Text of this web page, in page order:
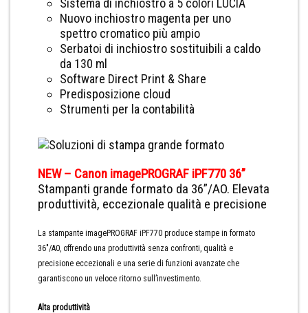
Sistema di inchiostro a 5 colori LUCIA
Nuovo inchiostro magenta per uno
spettro cromatico più ampio
Serbatoi di inchiostro sostituibili a caldo
da 130 ml
Software Direct Print & Share
Predisposizione cloud
Strumenti per la contabilità
NEW – Canon imagePROGRAF iPF770 36”
Stampanti grande formato da 36”/AO. Elevata
produttività, eccezionale qualità e precisione
La stampante imagePROGRAF iPF770 produce stampe in formato
36″/A0, offrendo una produttività senza confronti, qualità e
precisione eccezionali e una serie di funzioni avanzate che
garantiscono un veloce ritorno sull’investimento.
Alta produttività